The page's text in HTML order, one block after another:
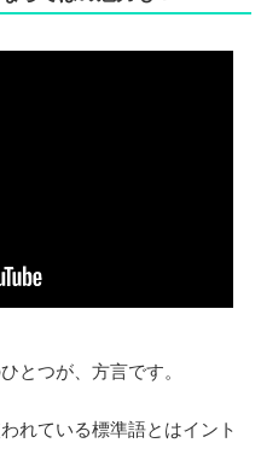
とつが、方言です。
れている標準語とはイント